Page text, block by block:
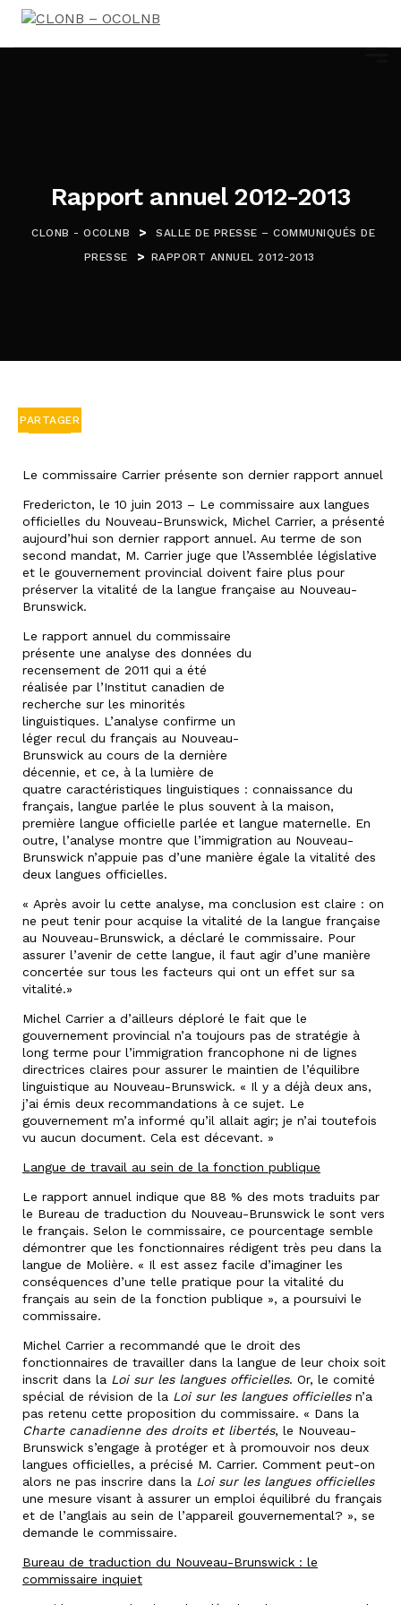
Rapport annuel 2012-2013
CLONB - OCOLNB >
SALLE DE PRESSE – COMMUNIQUÉS DE
PRESSE
> RAPPORT ANNUEL 2012-2013
PARTAGER
Le commissaire Carrier présente son dernier rapport annuel
Fredericton, le 10 juin 2013 – Le commissaire aux langues
officielles du Nouveau-Brunswick, Michel Carrier, a présenté
aujourd’hui son dernier rapport annuel. Au terme de son
second mandat, M. Carrier juge que l’Assemblée législative
et le gouvernement provincial doivent faire plus pour
préserver la vitalité de la langue française au Nouveau-
Brunswick.
Le rapport annuel du commissaire
présente une analyse des données du
recensement de 2011 qui a été
réalisée par l’Institut canadien de
recherche sur les minorités
linguistiques. L’analyse confirme un
léger recul du français au Nouveau-
Brunswick au cours de la dernière
décennie, et ce, à la lumière de
quatre caractéristiques linguistiques : connaissance du
français, langue parlée le plus souvent à la maison,
première langue officielle parlée et langue maternelle. En
outre, l’analyse montre que l’immigration au Nouveau-
Brunswick n’appuie pas d’une manière égale la vitalité des
deux langues officielles.
« Après avoir lu cette analyse, ma conclusion est claire : on
ne peut tenir pour acquise la vitalité de la langue française
au Nouveau-Brunswick, a déclaré le commissaire. Pour
assurer l’avenir de cette langue, il faut agir d’une manière
concertée sur tous les facteurs qui ont un effet sur sa
vitalité.»
Michel Carrier a d’ailleurs déploré le fait que le
gouvernement provincial n’a toujours pas de stratégie à
long terme pour l’immigration francophone ni de lignes
directrices claires pour assurer le maintien de l’équilibre
linguistique au Nouveau-Brunswick. « Il y a déjà deux ans,
j’ai émis deux recommandations à ce sujet. Le
gouvernement m’a informé qu’il allait agir; je n’ai toutefois
vu aucun document. Cela est décevant. »
Langue de travail au sein de la fonction publique
Le rapport annuel indique que 88 % des mots traduits par
le Bureau de traduction du Nouveau-Brunswick le sont vers
le français. Selon le commissaire, ce pourcentage semble
démontrer que les fonctionnaires rédigent très peu dans la
langue de Molière. « Il est assez facile d’imaginer les
conséquences d’une telle pratique pour la vitalité du
français au sein de la fonction publique », a poursuivi le
commissaire.
Michel Carrier a recommandé que le droit des
fonctionnaires de travailler dans la langue de leur choix soit
inscrit dans la Loi sur les langues officielles. Or, le comité
spécial de révision de la Loi sur les langues officiellesn’a
pas retenu cette proposition du commissaire. « Dans la
Charte canadienne des droits et libertés, le Nouveau-
Brunswick s’engage à protéger et à promouvoir nos deux
langues officielles, a précisé M. Carrier. Comment peut-on
alors ne pas inscrire dans la Loi sur les langues officielles
une mesure visant à assurer un emploi équilibré du français
et de l’anglais au sein de l’appareil gouvernemental? », se
demande le commissaire.
Bureau de traduction du Nouveau-Brunswick : le
commissaire inquiet